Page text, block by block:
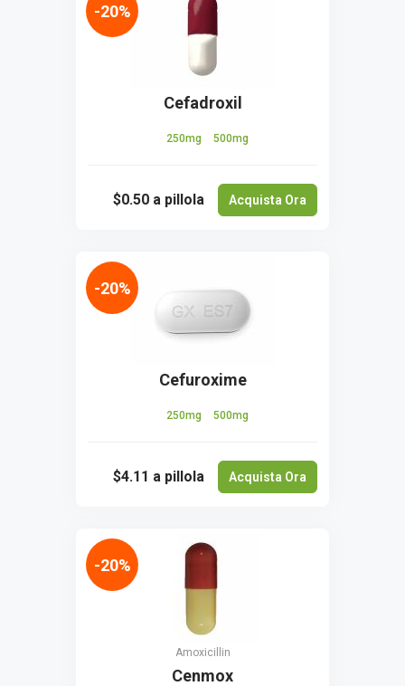
Cefadroxil
250mg 500mg
$0.50 a pillola Acquista Ora
-20%
Cefuroxime
250mg 500mg
$4.11 a pillola Acquista Ora
-20%
Amoxicillin
Cenmox
-20%